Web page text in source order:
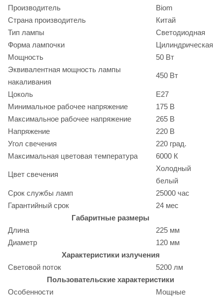
Производитель
Biom
Страна производитель
Китай
Тип лампы
Светодиодная
Форма лампочки
Цилиндрическая
Мощность
50 Вт
Эквивалентная мощность лампы
накаливания
450 Вт
Цоколь
E27
Минимальное рабочее напряжение
175 В
Максимальное рабочее напряжение
265 В
Напряжение
220 В
Угол свечения
220 град.
Максимальная цветовая температура
6000 К
Цвет свечения
Холодный
белый
Срок службы ламп
25000 час
Гарантийный срок
24 мес
Габаритные размеры
Длина
225 мм
Диаметр
120 мм
Характеристики излучения
Световой поток
5200 лм
Пользовательские характеристики
Особенности
Мощные